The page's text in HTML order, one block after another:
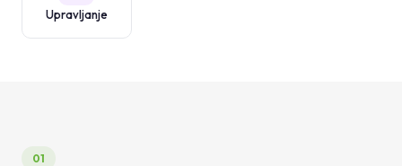
Upravljanje
01